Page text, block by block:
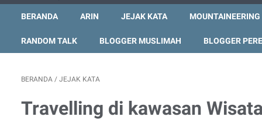
BERANDA ARIN JEJAK KATA MOUNTAINEERING
RANDOM TALK BLOGGER MUSLIMAH BLOGGER
BERANDA / JEJAK KATA
Travelling di kawasan